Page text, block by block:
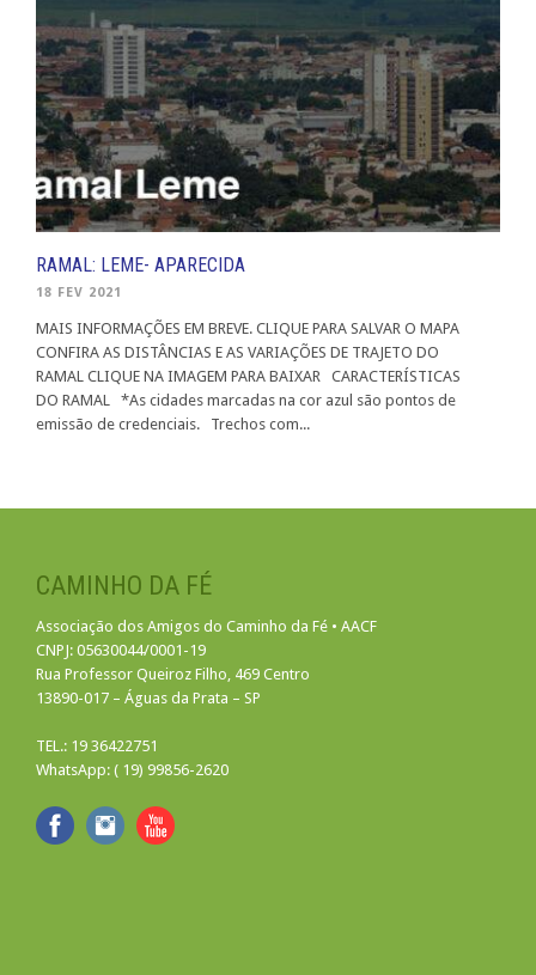
RAMAL: LEME- APARECIDA
18 FEV 2021
MAIS INFORMAÇÕES EM BREVE. CLIQUE PARA SALVAR O MAPA
CONFIRA AS DISTÂNCIAS E AS VARIAÇÕES DE TRAJETO DO
RAMAL CLIQUE NA IMAGEM PARA BAIXAR CARACTERÍSTICAS
DO RAMAL *As cidades marcadas na cor azul são pontos de
emissão de credenciais. Trechos com...
CAMINHO DA FÉ
Associação dos Amigos do Caminho da Fé • AACF
CNPJ: 05630044/0001-19
Rua Professor Queiroz Filho, 469 Centro
13890-017 – Águas da Prata – SP
TEL.: 19 36422751
WhatsApp: ( 19) 99856-2620